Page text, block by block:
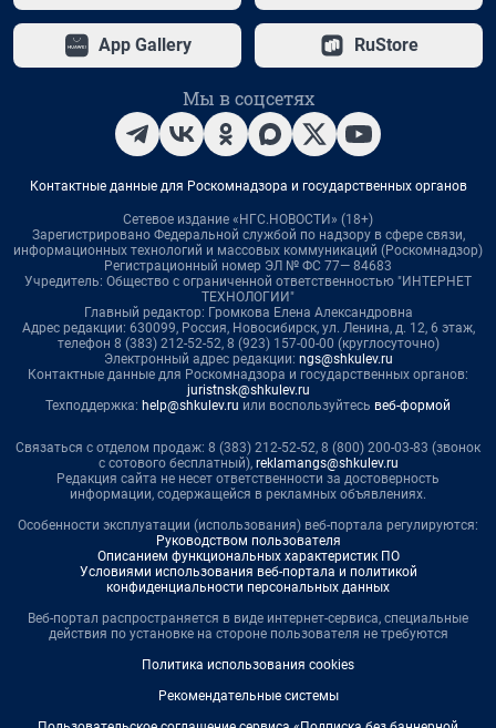
App Gallery RuStore
Мы в соцсетях
Контактные данные для Роскомнадзора и государственных органов
Сетевое издание «НГС.НОВОСТИ» (18+)
Зарегистрировано Федеральной службой по надзору в сфере связи,
информационных технологий и массовых коммуникаций (Роскомнадзор)
Регистрационный номер ЭЛ № ФС 77— 84683
Учредитель: Общество с ограниченной ответственностью "ИНТЕРНЕТ
ТЕХНОЛОГИИ"
Главный редактор: Громкова Елена Александровна
Адрес редакции: 630099, Россия, Новосибирск, ул. Ленина, д. 12, 6 этаж,
телефон 8 (383) 212-52-52, 8 (923) 157-00-00 (круглосуточно)
Электронный адрес редакции: ngs@shkulev.ru
Контактные данные для Роскомнадзора и государственных органов:
juristnsk@shkulev.ru
Техподдержка: help@shkulev.ru или воспользуйтесь веб-формой
Связаться с отделом продаж: 8 (383) 212-52-52, 8 (800) 200-03-83 (звонок
с сотового бесплатный), reklamangs@shkulev.ru
Редакция сайта не несет ответственности за достоверность
информации, содержащейся в рекламных объявлениях.
Особенности эксплуатации (использования) веб-портала регулируются:
Руководством пользователя
Описанием функциональных характеристик ПО
Условиями использования веб-портала и политикой
конфиденциальности персональных данных
Веб-портал распространяется в виде интернет-сервиса, специальные
действия по установке на стороне пользователя не требуются
Политика использования cookies
Рекомендательные системы